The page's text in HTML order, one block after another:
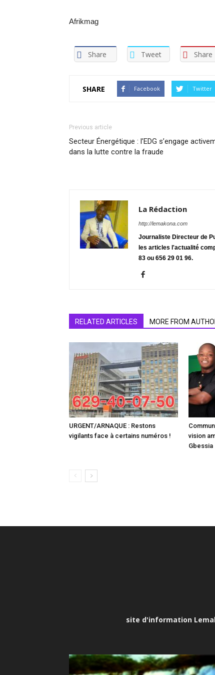
Afrikmag
Share Tweet Share
SHARE Facebook Twitter
Previous article
Secteur Énergétique : l’EDG s’engage
dans la lutte contre la fraude
La Rédaction
http://lemakona.com
Journaliste Directeur de
les articles l'actualité
83 ou 656 29 01 96.
RELATED ARTICLES MORE FROM
URGENT/ARNAQUE : Restons
vigilants face à certains numéros !
vision
Gbessia
site d'information